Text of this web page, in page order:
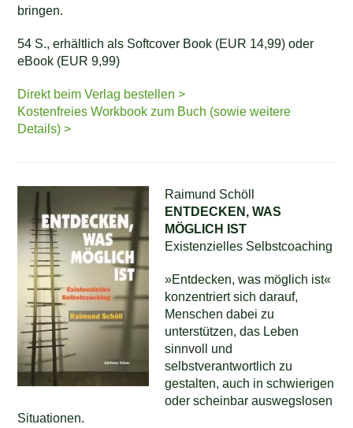
bringen.
54 S., erhältlich als Softcover Book (EUR 14,99) oder
eBook (EUR 9,99)
Direkt beim Verlag bestellen >
Kostenfreies Workbook zum Buch (sowie weitere
Details) >
Raimund Schöll
ENTDECKEN, WAS
MÖGLICH IST
Existenzielles Selbstcoaching
»Entdecken, was möglich ist«
konzentriert sich darauf,
Menschen dabei zu
unterstützen, das Leben
sinnvoll und
selbstverantwortlich zu
gestalten, auch in schwierigen
oder scheinbar auswegslosen
Situationen.